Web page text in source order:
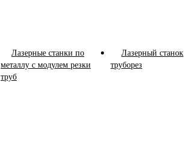
Лазерные станки по
металлу с модулем резки
труб
Лазерный станок
труборез